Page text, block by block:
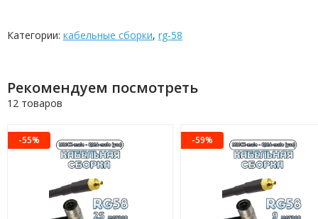
Категории: кабельные сборки, rg-58
Рекомендуем посмотреть
12 товаров
-55% -59%